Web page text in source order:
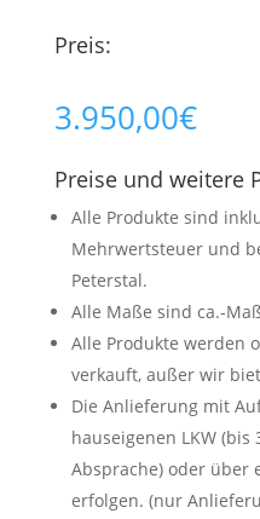
Preis:
3.950,00€
Preise und weitere
Alle Produkte sind
Mehrwertsteuer und
Peterstal.
Alle Maße sind ca.-
Alle Produkte werden
verkauft, außer wir
Die Anlieferung mit
hauseigenen LKW (bis
Absprache) oder über
erfolgen. (nur